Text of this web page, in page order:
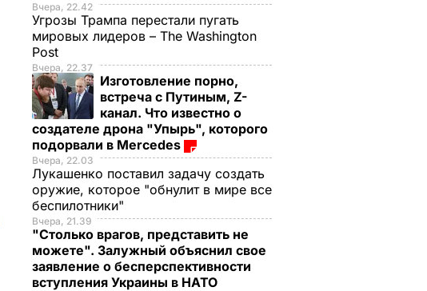
Вчера, 22.42
Угрозы Трампа перестали пугать
мировых лидеров – The Washington
Post
Вчера, 22.37
Изготовление порно,
встреча с Путиным, Z-
канал. Что известно о
создателе дрона "Упырь", которого
подорвали в Mercedes
Вчера, 22.03
Лукашенко поставил задачу создать
оружие, которое "обнулит в мире все
беспилотники"
Вчера, 21.39
"Столько врагов, представить не
можете". Залужный объяснил свое
заявление о бесперспективности
вступления Украины в НАТО